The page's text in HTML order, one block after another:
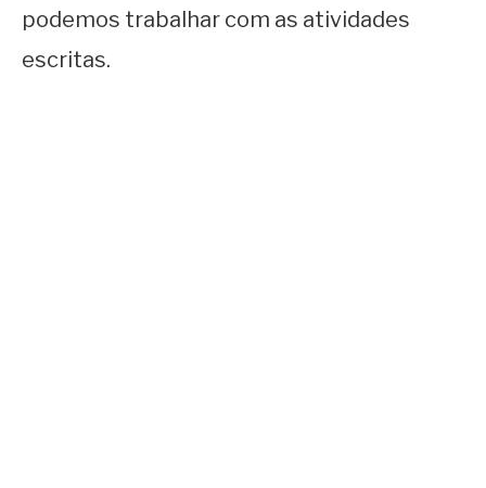
podemos trabalhar com as atividades
escritas.